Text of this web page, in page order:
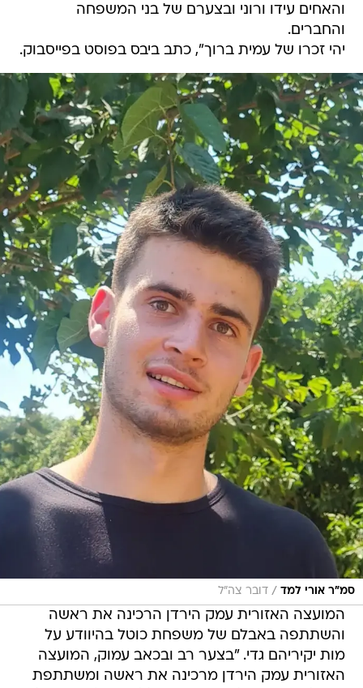
והאחים עידו ורוני ובצערם של בני המשפחה
והחברים.
יהי זכרו של עמית ברוך", כתב ביבס בפוסט בפייסבוק.
סמ"ר אורי למד / דובר צה"ל
המועצה האזורית עמק הירדן הרכינה את ראשה
והשתתפה באבלם של משפחת כוטל בהיוודע על
מות יקיריהם גדי. "בצער רב ובכאב עמוק, המועצה
האזורית עמק הירדן מרכינה את ראשה ומשתתפת